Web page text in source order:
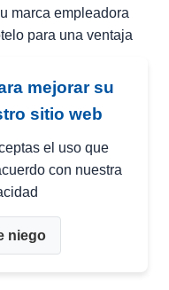
mejorar su
sitio web
el uso que
con nuestra
niego
marca empleadora
para una ventaja
la rotación en
más allá
para revolucionar